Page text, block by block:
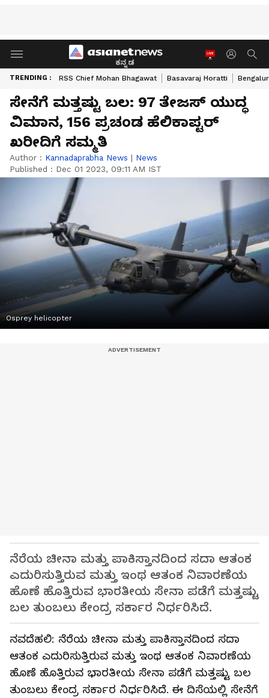
ಕನ್ನಡ
TRENDING : RSS Chief Mohan Bhagawat Basavaraj Horatti
ಸೇನೆಗೆ ಮತ್ತಷ್ಟು ಬಲ: 97 ತೇಜಸ್‌ ಯುದ್ಧ
ವಿಮಾನ, 156 ಪ್ರಚಂಡ ಹೆಲಿಕಾಪ್ಟರ್
ಖರೀದಿಗೆ ಸಮ್ಮತಿ
Author : Kannadaprabha News | News
Published : Dec 01 2023, 09:11 AM IST
Osprey helicopter
ನೆರೆಯ ಚೀನಾ ಮತ್ತು ಪಾಕಿಸ್ತಾನದಿಂದ ಸದಾ ಆತಂಕ
ಎದುರಿಸುತ್ತಿರುವ ಮತ್ತು ಇಂಥ ಆತಂಕ ನಿವಾರಣೆಯ
ಹೊಣೆ ಹೊತ್ತಿರುವ ಭಾರತೀಯ ಸೇನಾ ಪಡೆಗೆ ಮತ್ತಷ್ಟು
ಬಲ ತುಂಬಲು ಕೇಂದ್ರ ಸರ್ಕಾರ ನಿರ್ಧರಿಸಿದೆ.
ನವದೆಹಲಿ: ನೆರೆಯ ಚೀನಾ ಮತ್ತು ಪಾಕಿಸ್ತಾನದಿಂದ ಸದಾ
ಆತಂಕ ಎದುರಿಸುತ್ತಿರುವ ಮತ್ತು ಇಂಥ ಆತಂಕ ನಿವಾರಣೆಯ
ಹೊಣೆ ಹೊತ್ತಿರುವ ಭಾರತೀಯ ಸೇನಾ ಪಡೆಗೆ ಮತ್ತಷ್ಟು ಬಲ
ತುಂಬಲು ಕೇಂದ್ರ ಸರ್ಕಾರ ನಿರ್ಧರಿಸಿದೆ. ಈ ದಿಸೆಯಲ್ಲಿ ಸೇನೆಗೆ